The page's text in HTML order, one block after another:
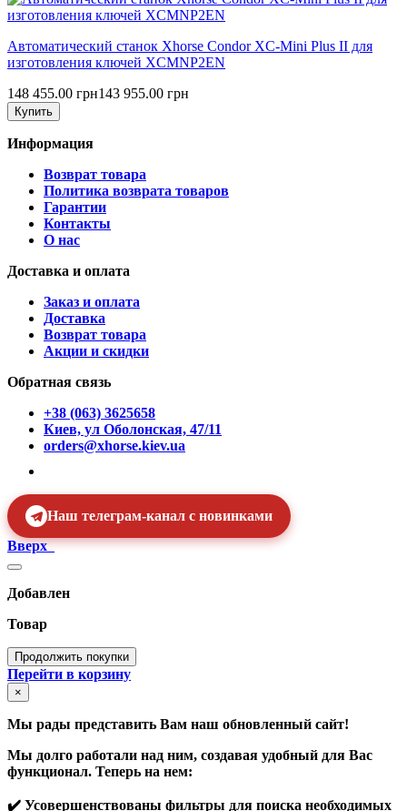
Автоматический станок Xhorse Condor XC-Mini Plus II для
изготовления ключей XCMNP2EN
148 455.00 грн143 955.00 грн
Купить
Информация
Возврат товара
Политика возврата товаров
Гарантии
Контакты
О нас
Доставка и оплата
Заказ и оплата
Доставка
Возврат товара
Акции и скидки
Обратная связь
+38 (063) 3625658
Киев, ул Оболонская, 47/11
orders@xhorse.kiev.ua
Наш телеграм-канал с новинками
Вверх
Добавлен
Товар
Продолжить покупки
Перейти в корзину
×
Мы рады представить Вам наш обновленный сайт!
Мы долго работали над ним, создавая удобный для Вас
функционал. Теперь на нем:
✔️ Усовершенствованы фильтры для поиска необходимых